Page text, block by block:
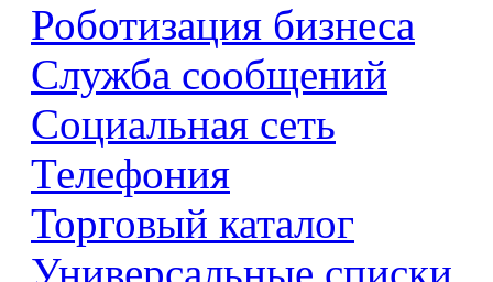
Роботизация бизнеса
Служба сообщений
Социальная сеть
Телефония
Торговый каталог